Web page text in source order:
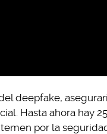
deepfake,
Hasta ahora hay
por la